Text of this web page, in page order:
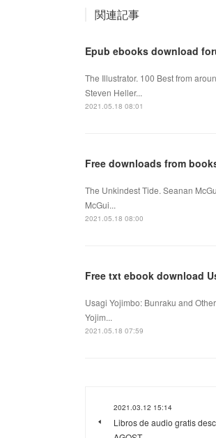
関連記事
Epub ebooks download
The Illustrator. 100 Best from
Steven Heller...
2021.05.18 08:01
Free downloads from
The Unkindest Tide. Seanan
McGui...
2021.05.18 08:00
Free txt ebook download
Usagi Yojimbo: Bunraku and
Yojim...
2021.05.18 07:59
2021.03.12 15:14
Libros de audio gratis